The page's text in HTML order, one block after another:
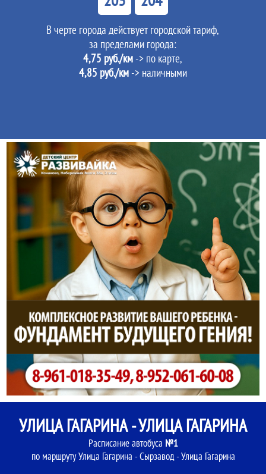
В черте города действует городской тариф,
за пределами города:
4,75 руб./км -> по карте,
4,85 руб./км-> наличными
УЛИЦА ГАГАРИНА - УЛИЦА ГАГАРИНА
Расписание автобуса №1
по маршруту Улица Гагарина - Сырзавод - Улица Гагарина